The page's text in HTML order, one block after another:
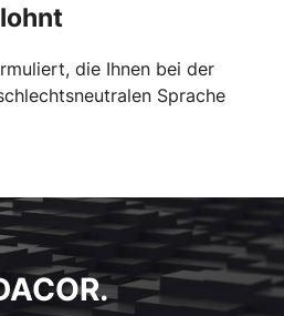
die Ihnen bei der
Sprache